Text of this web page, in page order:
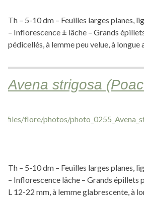
Th – 5-10 dm – Feuilles larges planes,
– Inflorescence ± lâche – Grands
pédicellés, à lemme peu velue, à longue
Avena strigosa
Th – 5-10 dm – Feuilles larges planes,
– Inflorescence lâche – Grands épillets
L 12-22 mm, à lemme glabrescente, à